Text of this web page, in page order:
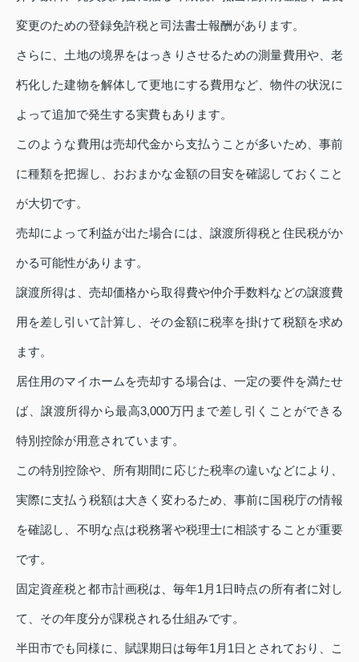
変更のための登録免許税と司法書士報酬があります。
さらに、土地の境界をはっきりさせるための測量費用や、老
朽化した建物を解体して更地にする費用など、物件の状況に
よって追加で発生する実費もあります。
このような費用は売却代金から支払うことが多いため、事前
に種類を把握し、おおまかな金額の目安を確認しておくこと
が大切です。
売却によって利益が出た場合には、譲渡所得税と住民税がか
かる可能性があります。
譲渡所得は、売却価格から取得費や仲介手数料などの譲渡費
用を差し引いて計算し、その金額に税率を掛けて税額を求め
ます。
居住用のマイホームを売却する場合は、一定の要件を満たせ
ば、譲渡所得から最高3,000万円まで差し引くことができる
特別控除が用意されています。
この特別控除や、所有期間に応じた税率の違いなどにより、
実際に支払う税額は大きく変わるため、事前に国税庁の情報
を確認し、不明な点は税務署や税理士に相談することが重要
です。
固定資産税と都市計画税は、毎年1月1日時点の所有者に対し
て、その年度分が課税される仕組みです。
半田市でも同様に、賦課期日は毎年1月1日とされており、こ